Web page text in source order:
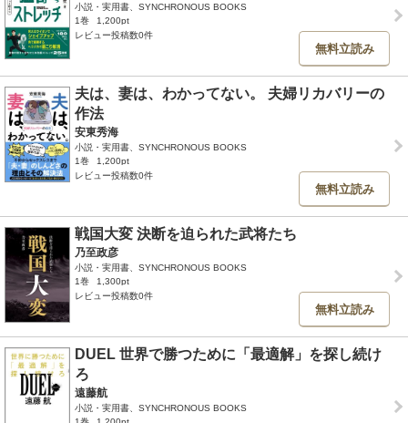
小説・実用書、SYNCHRONOUS BOOKS
1巻
1,200pt
レビュー投稿数0件
無料立読み
夫は、妻は、わかってない。 夫婦リカバリーの
作法
安東秀海
小説・実用書、SYNCHRONOUS BOOKS
1巻
1,200pt
レビュー投稿数0件
無料立読み
戦国大変 決断を迫られた武将たち
乃至政彦
小説・実用書、SYNCHRONOUS BOOKS
1巻
1,300pt
レビュー投稿数0件
無料立読み
DUEL 世界で勝つために「最適解」を探し続け
ろ
遠藤航
小説・実用書、SYNCHRONOUS BOOKS